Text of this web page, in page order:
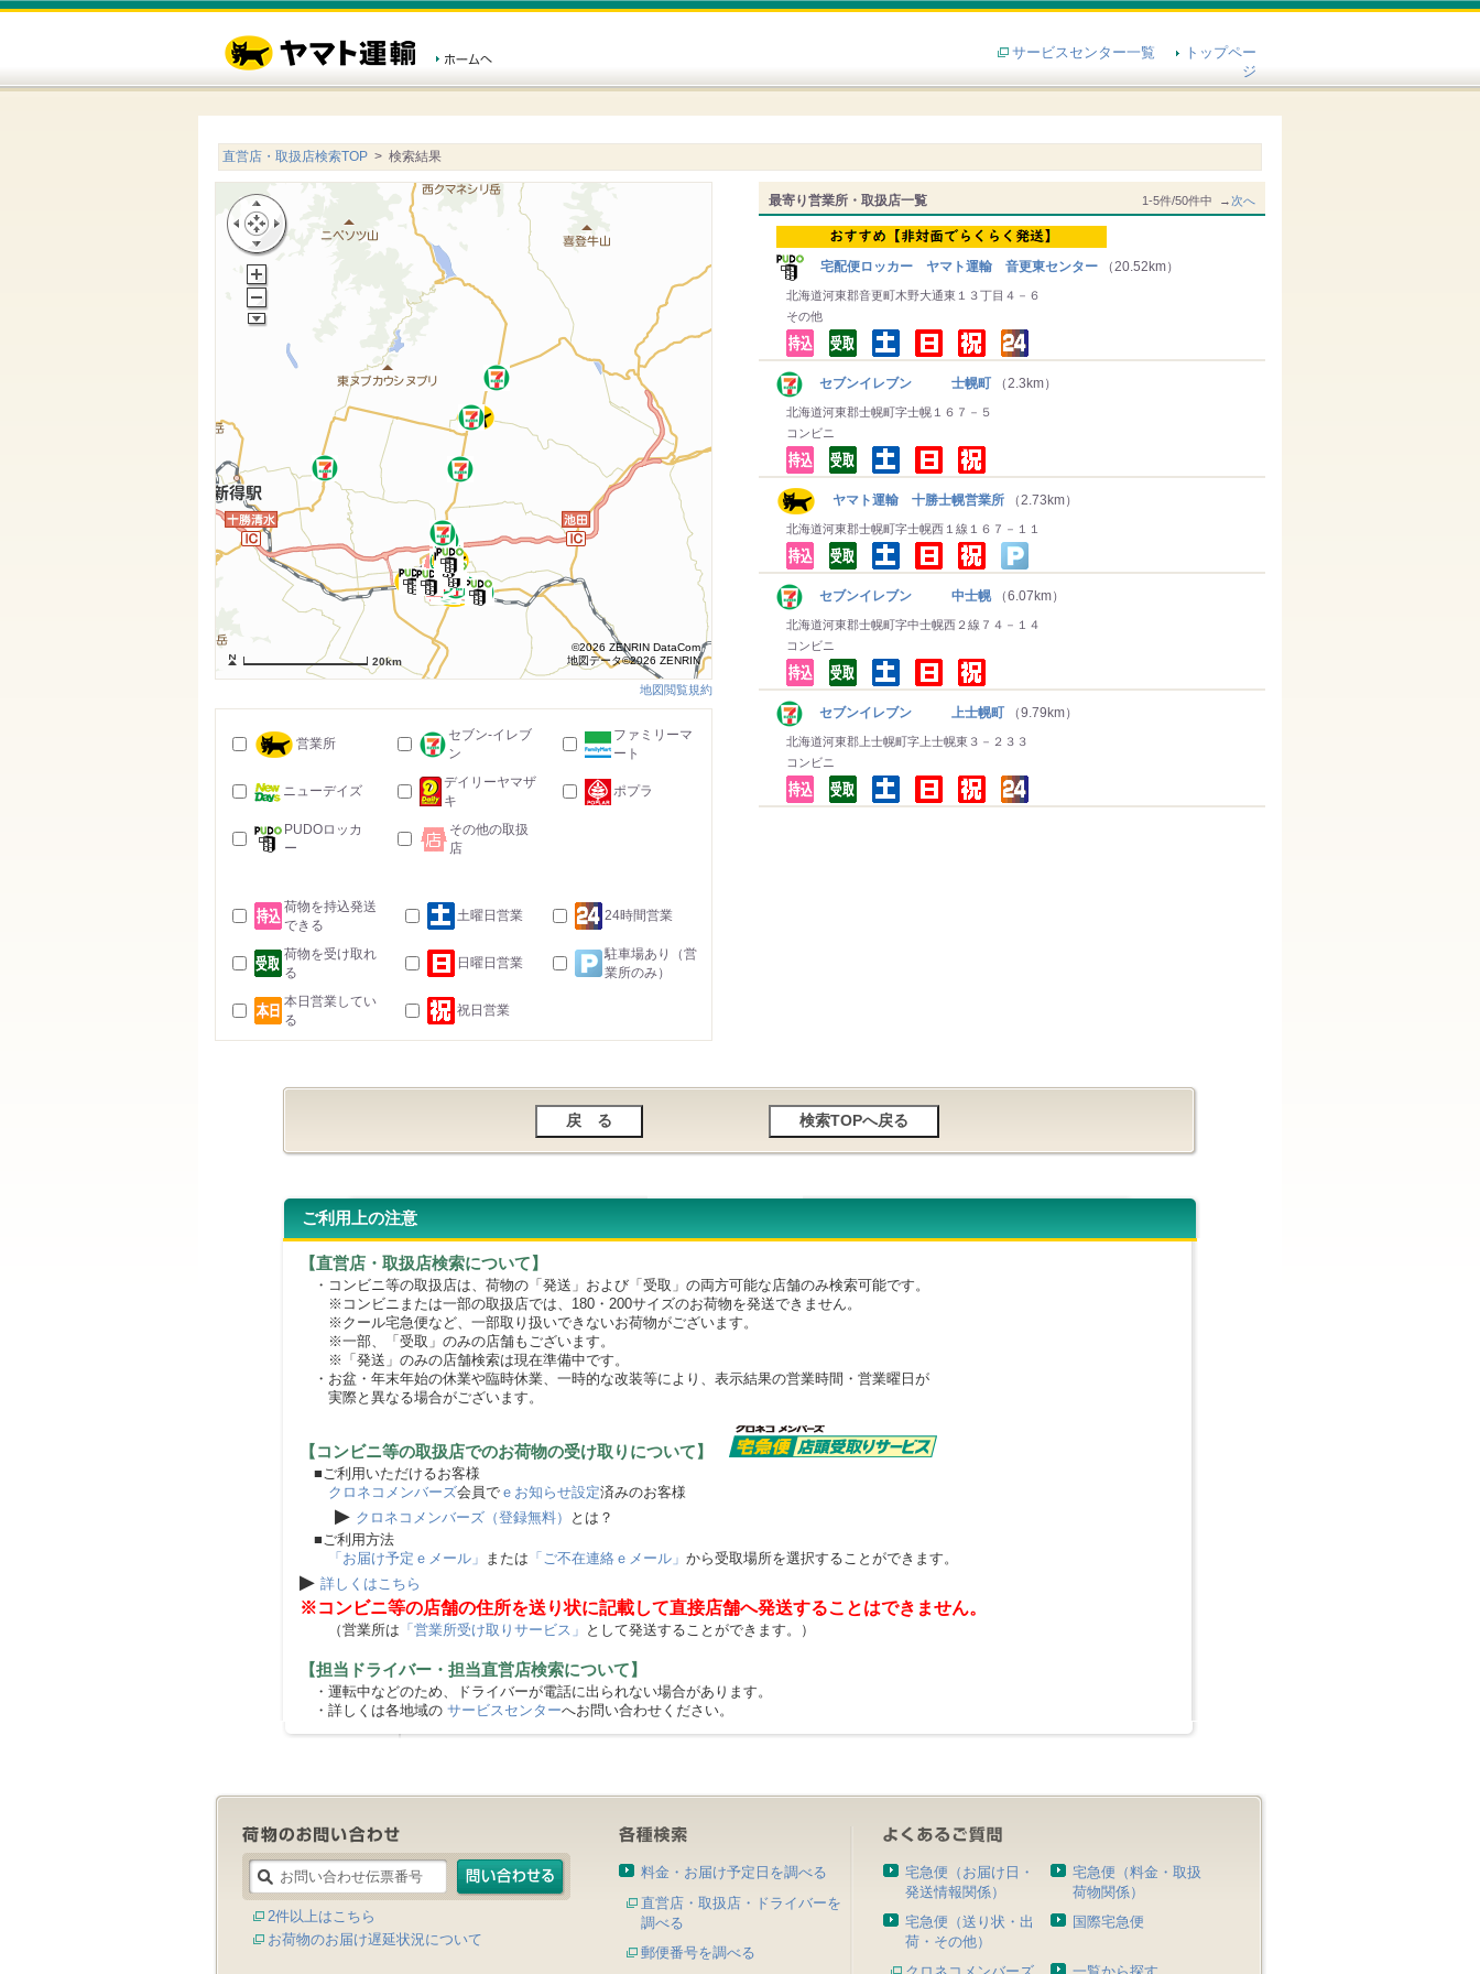
サービスセンター一覧
トップペー
ジ
直営店・取扱店検索TOP > 検索結果
最寄り営業所・取扱店一覧 1-5件/50件中 →次へ
宅配便ロッカー ヤマト運輸 音更東センター （20.52km）
北海道河東郡音更町木野大通東１３丁目４－６
その他
セブンイレブン 士幌町 （2.3km）
北海道河東郡士幌町字士幌１６７－５
コンビニ
ヤマト運輸 十勝士幌営業所 （2.73km）
北海道河東郡士幌町字士幌西１線１６７－１１
セブンイレブン 中士幌 （6.07km）
北海道河東郡士幌町字中士幌西２線７４－１４
コンビニ
セブンイレブン 上士幌町 （9.79km）
北海道河東郡上士幌町字上士幌東３－２３３
コンビニ
20km
©2026 ZENRIN DataCom
地図データ©2026 ZENRIN
地図閲覧規約
営業所
セブン-イレブ
ン
ファミリーマ
ート
ニューデイズ
デイリーヤマザ
キ
ポプラ
PUDOロッカ
ー
その他の取扱
店
荷物を持込発送
できる
土曜日営業 24時間営業
荷物を受け取れ
る
日曜日営業
駐車場あり（営
業所のみ）
本日営業してい
る
祝日営業
ご利用上の注意
【直営店・取扱店検索について】
・コンビニ等の取扱店は、荷物の「発送」および「受取」の両方可能な店舗のみ検索可能です。
※コンビニまたは一部の取扱店では、180・200サイズのお荷物を発送できません。
※クール宅急便など、一部取り扱いできないお荷物がございます。
※一部、「受取」のみの店舗もございます。
※「発送」のみの店舗検索は現在準備中です。
・お盆・年末年始の休業や臨時休業、一時的な改装等により、表示結果の営業時間・営業曜日が
実際と異なる場合がございます。
【コンビニ等の取扱店でのお荷物の受け取りについて】
■ご利用いただけるお客様
クロネコメンバーズ会員で ｅお知らせ設定済みのお客様
▶ クロネコメンバーズ（登録無料）
とは？
■ご利用方法
「お届け予定ｅメール」 または 「ご不在連絡ｅメール」 から受取場所を選択することができます。
▶ 詳しくはこちら
※コンビニ等の店舗の住所を送り状に記載して直接店舗へ発送することはできません。
（営業所は 「営業所受け取りサービス」 として発送することができます。）
【担当ドライバー・担当直営店検索について】
・運転中などのため、ドライバーが電話に出られない場合があります。
・詳しくは各地域の サービスセンターへお問い合わせください。
2件以上はこちら
お荷物のお届け遅延状況について
料金・お届け予定日を調べる
直営店・取扱店・ドライバーを
調べる
郵便番号を調べる
宅急便（お届け日・
発送情報関係）
宅急便（料金・取扱
荷物関係）
宅急便（送り状・出
荷・その他）
国際宅急便